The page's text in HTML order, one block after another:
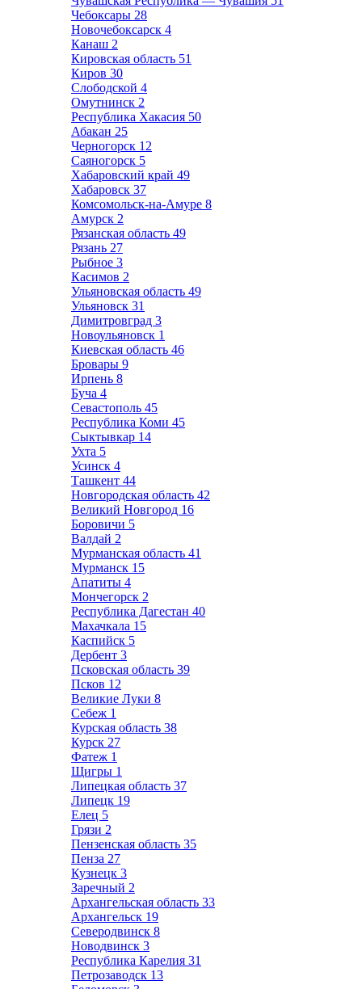
Чебоксары 28
Новочебоксарск 4
Канаш 2
Кировская область 51
Киров 30
Слободской 4
Омутнинск 2
Республика Хакасия 50
Абакан 25
Черногорск 12
Саяногорск 5
Хабаровский край 49
Хабаровск 37
Комсомольск-на-Амуре 8
Амурск 2
Рязанская область 49
Рязань 27
Рыбное 3
Касимов 2
Ульяновская область 49
Ульяновск 31
Димитровград 3
Новоульяновск 1
Киевская область 46
Бровары 9
Ирпень 8
Буча 4
Севастополь 45
Республика Коми 45
Сыктывкар 14
Ухта 5
Усинск 4
Ташкент 44
Новгородская область 42
Великий Новгород 16
Боровичи 5
Валдай 2
Мурманская область 41
Мурманск 15
Апатиты 4
Мончегорск 2
Республика Дагестан 40
Махачкала 15
Каспийск 5
Дербент 3
Псковская область 39
Псков 12
Великие Луки 8
Себеж 1
Курская область 38
Курск 27
Фатеж 1
Щигры 1
Липецкая область 37
Липецк 19
Елец 5
Грязи 2
Пензенская область 35
Пенза 27
Кузнецк 3
Заречный 2
Архангельская область 33
Архангельск 19
Северодвинск 8
Новодвинск 3
Республика Карелия 31
Петрозаводск 13